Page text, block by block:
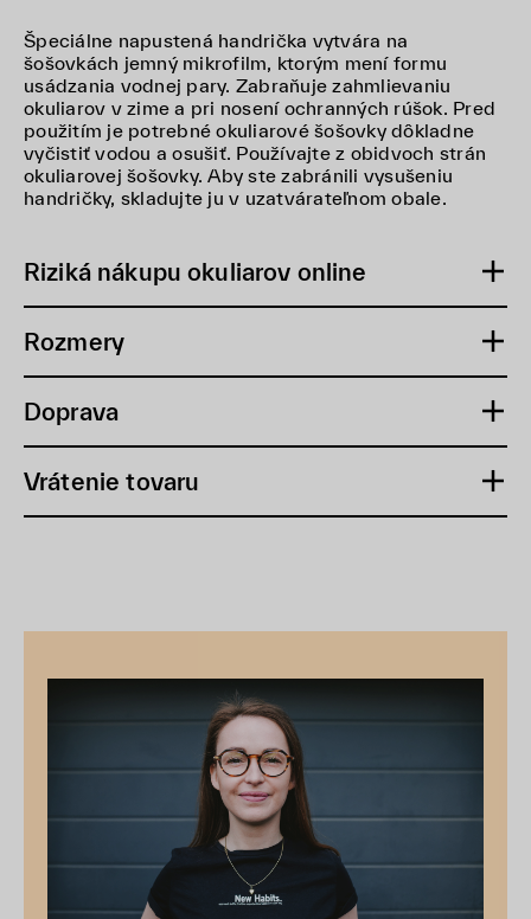
Špeciálne napustená handrička vytvára na
šošovkách jemný mikrofilm, ktorým mení formu
usádzania vodnej pary. Zabraňuje zahmlievaniu
okuliarov v zime a pri nosení ochranných rúšok. Pred
použitím je potrebné okuliarové šošovky dôkladne
vyčistiť vodou a osušiť. Používajte z obidvoch strán
okuliarovej šošovky. Aby ste zabránili vysušeniu
handričky, skladujte ju v uzatvárateľnom obale.
Riziká nákupu okuliarov online
Rozmery
Doprava
Vrátenie tovaru